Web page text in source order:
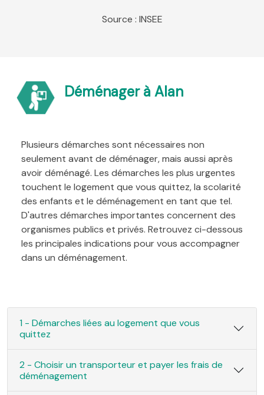
Source : INSEE
Déménager à Alan
Plusieurs démarches sont nécessaires non
seulement avant de déménager, mais aussi après
avoir déménagé. Les démarches les plus urgentes
touchent le logement que vous quittez, la scolarité
des enfants et le déménagement en tant que tel.
D'autres démarches importantes concernent des
organismes publics et privés. Retrouvez ci-dessous
les principales indications pour vous accompagner
dans un déménagement.
1 - Démarches liées au logement que vous
quittez
2 - Choisir un transporteur et payer les frais de
déménagement